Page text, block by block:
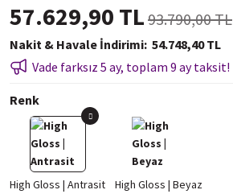
57.629,90 TL 93.790,00 TL
Nakit & Havale İndirimi 54.748,40 TL
Vade farksız 5 ay, toplam 9 ay taksit!
Renk